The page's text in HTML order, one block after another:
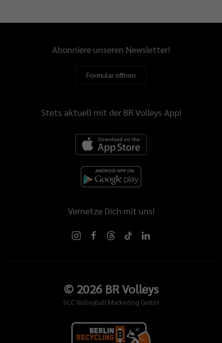
Abonniere unseren Newsletter!
Formular öffnen
Stets aktuell mit der BR Volleys App!
Vernetze Dich mit uns!
© 2026BR Volleys
SCC Volleyball Marketing GmbH